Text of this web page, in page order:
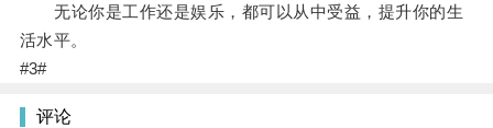
无论你是工作还是娱乐，都可以从中受益，提升你的生
活水平。
#3#
评论